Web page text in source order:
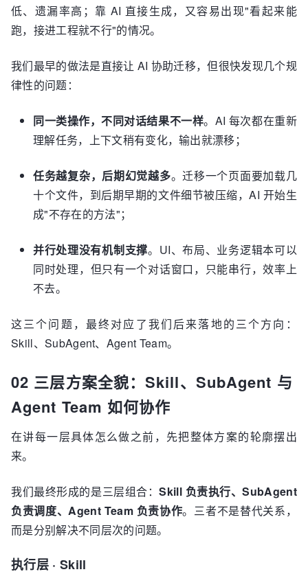
低、遗漏率高；靠 AI 直接生成，又容易出现"看起来能
跑，接进工程就不行"的情况。
我们最早的做法是直接让 AI 协助迁移，但很快发现几个规
律性的问题：
同一类操作，不同对话结果不一样。AI 每次都在重新
理解任务，上下文稍有变化，输出就漂移；
任务越复杂，后期幻觉越多。迁移一个页面要加载几
十个文件，到后期早期的文件细节被压缩，AI 开始生
成"不存在的方法"；
并行处理没有机制支撑。UI、布局、业务逻辑本可以
同时处理，但只有一个对话窗口，只能串行，效率上
不去。
这三个问题，最终对应了我们后来落地的三个方向：
Skill、SubAgent、Agent Team。
02 三层方案全貌：Skill、SubAgent 与
Agent Team 如何协作
在讲每一层具体怎么做之前，先把整体方案的轮廓摆出
来。
我们最终形成的是三层组合：Skill 负责执行、SubAgent
负责调度、Agent Team 负责协作。三者不是替代关系，
而是分别解决不同层次的问题。
执行层 · Skill